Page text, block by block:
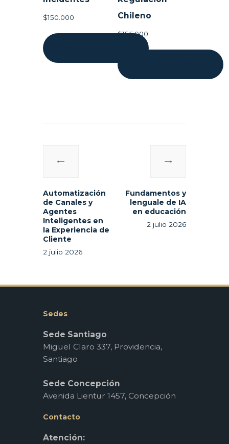
$150.000
Chileno
$156.000
entradas
Automatización
de Canales y
Agentes
Inteligentes en
la Experiencia de
Cliente
2 julio 2026
Fundamentos y
lenguale de IA
en educación
2 julio 2026
Sedes
Sede Santiago
Miguel Claro 337, Providencia,
Santiago
Sede Concepción
Avenida Lientur 1457, Concepción
Contacto
Atención: